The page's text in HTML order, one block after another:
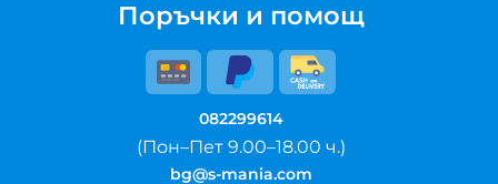
Поръчки и помощ
082299614
(Пон–Пет 9.00–18.00 ч.)
bg@s-mania.com